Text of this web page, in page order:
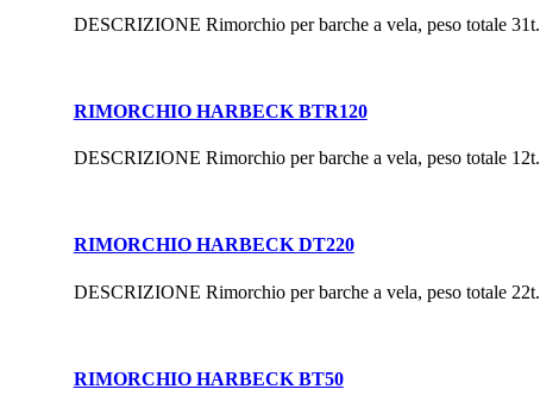
DESCRIZIONE Rimorchio per barche a vela, peso totale 31t.
RIMORCHIO HARBECK BTR120
DESCRIZIONE Rimorchio per barche a vela, peso totale 12t.
RIMORCHIO HARBECK DT220
DESCRIZIONE Rimorchio per barche a vela, peso totale 22t.
RIMORCHIO HARBECK BT50